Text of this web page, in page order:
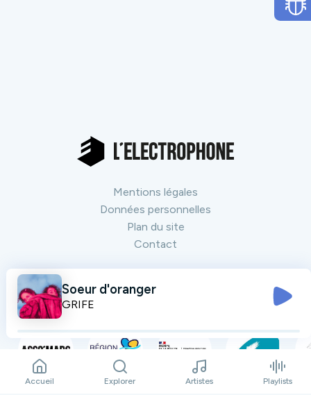
Mentions légales
Données personnelles
Plan du site
Contact
Nos partenaires Tout voir
Soeur d'oranger
GRIFE
Accueil Explorer Artistes Playlists